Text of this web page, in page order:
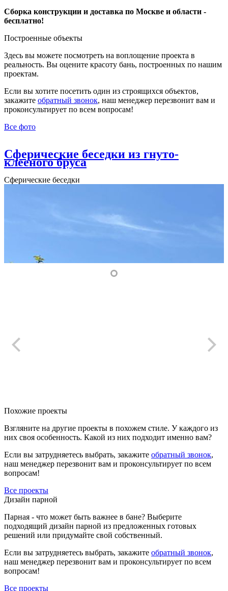
Сборка конструкции и доставка по Москве и области -
бесплатно!
Построенные объекты
Здесь вы можете посмотреть на воплощение проекта в
реальность. Вы оцените красоту бань, построенных по нашим
проектам.
Если вы хотите посетить один из строящихся объектов,
закажите обратный звонок, наш менеджер перезвонит вам и
проконсультирует по всем вопросам!
Все фото
Сферические беседки из гнуто-
клееного бруса
Сферические беседки
Похожие проекты
Взгляните на другие проекты в похожем стиле. У каждого из
них своя особенность. Какой из них подходит именно вам?
Если вы затрудняетесь выбрать, закажите обратный звонок,
наш менеджер перезвонит вам и проконсультирует по всем
вопросам!
Все проекты
Дизайн парной
Парная - что может быть важнее в бане? Выберите
подходящий дизайн парной из предложенных готовых
решений или придумайте свой собственный.
Если вы затрудняетесь выбрать, закажите обратный звонок,
наш менеджер перезвонит вам и проконсультирует по всем
вопросам!
Все проекты